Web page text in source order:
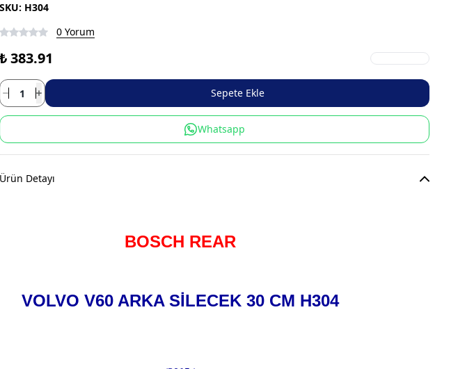
SKU: H304
0 Yorum
₺ 383.91
Sepete Ekle
Whatsapp
Ürün Detayı
BOSCH REAR
VOLVO V60 ARKA SİLECEK 30 CM H304